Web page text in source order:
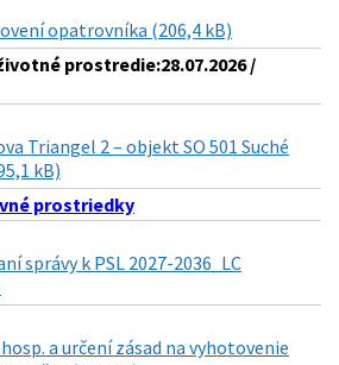
opatrovníka (206,4 kB)
prostredie:28.07.2026 /
Triangel 2 – objekt SO 501 Suché
kB)
prostriedky
správy k PSL 2027-2036_LC
a určení zásad na vyhotovenie